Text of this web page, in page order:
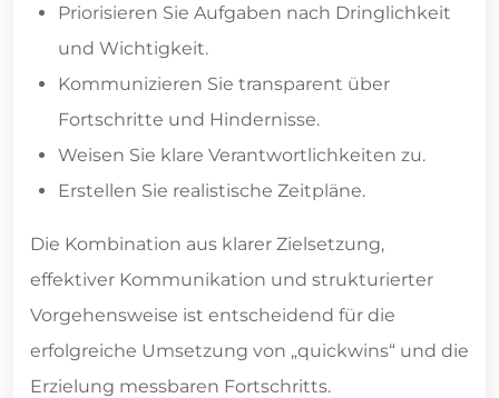
Priorisieren Sie Aufgaben nach Dringlichkeit
und Wichtigkeit.
Kommunizieren Sie transparent über
Fortschritte und Hindernisse.
Weisen Sie klare Verantwortlichkeiten zu.
Erstellen Sie realistische Zeitpläne.
Die Kombination aus klarer Zielsetzung,
effektiver Kommunikation und strukturierter
Vorgehensweise ist entscheidend für die
erfolgreiche Umsetzung von „quickwins“ und die
Erzielung messbaren Fortschritts.